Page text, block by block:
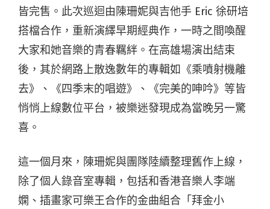
皆完售。此次巡迴由陳珊妮與吉他手 Eric 徐研培
搭檔合作，重新演繹早期經典作，一時之間喚醒
大家和她音樂的青春羈絆。在高雄場演出結束
後，其於網路上散逸數年的專輯如《乘噴射機離
去》、《四季末的唱遊》、《完美的呻吟》等皆
悄悄上線數位平台，被樂迷發現成為當晚另一驚
喜。
這一個月來，陳珊妮與團隊陸續整理舊作上線，
除了個人錄音室專輯，包括和香港音樂人李端
嫻、插畫家可樂王合作的金曲組合「拜金小